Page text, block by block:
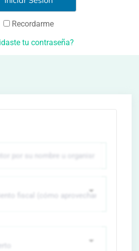
Recordarme
tu contraseña?